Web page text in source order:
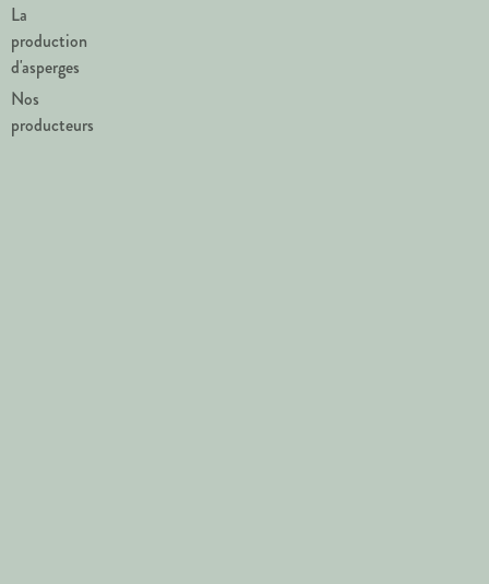
La
production
d'asperges
Nos
producteurs